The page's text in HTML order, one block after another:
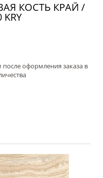
КОСТЬ КРАЙ /
KRY
оформления заказа в